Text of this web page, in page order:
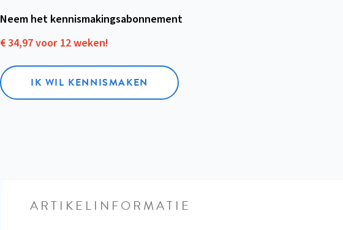
Neem het kennismakings­abonnement
€ 34,97 voor 12 weken!
IK WIL KENNISMAKEN
ARTIKELINFORMATIE